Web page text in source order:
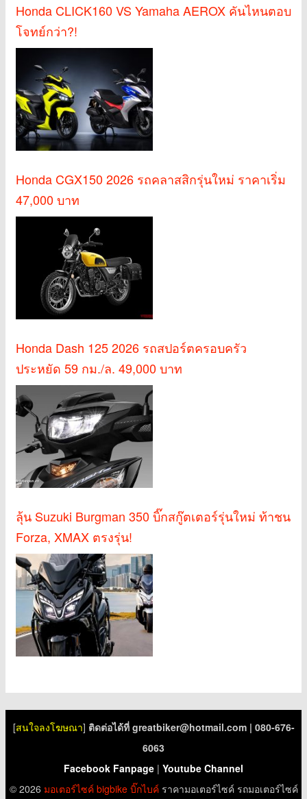
Honda CLICK160 VS Yamaha AEROX คันไหนตอบ
โจทย์กว่า?!
Honda CGX150 2026 รถคลาสสิกรุ่นใหม่ ราคาเริ่ม
47,000 บาท
Honda Dash 125 2026 รถสปอร์ตครอบครัว
ประหยัด 59 กม./ล. 49,000 บาท
ลุ้น Suzuki Burgman 350 บิ๊กสกู๊ตเตอร์รุ่นใหม่ ท้าชน
Forza, XMAX ตรงรุ่น!
[สนใจลงโฆษณา] ติดต่อได้ที่ greatbiker@hotmail.com| 080-676-
6063
Facebook Fanpage | Youtube Channel
© 2026 มอเตอร์ไซค์ bigbike บิ๊กไบค์ราคามอเตอร์ไซค์ รถมอเตอร์ไซค์